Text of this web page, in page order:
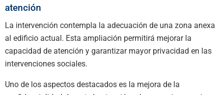
atención
La intervención contempla la adecuación de una zona anexa
al edificio actual. Esta ampliación permitirá mejorar la
capacidad de atención y garantizar mayor privacidad en las
intervenciones sociales.
Uno de los aspectos destacados es la mejora de la